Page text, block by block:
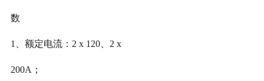
数
1 、额定电流： 2 x 120、 2 x
200A ；